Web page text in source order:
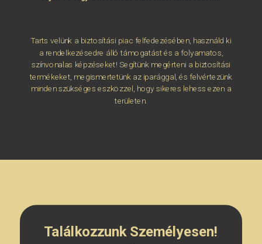
Tarts velünk a biztosítási piac felfedezésében, használd ki
a rendelkezésedre álló támogatást és a folyamatos,
színvonalas képzéseket! Segítünk megérteni a biztosítási
termékeket, megismertetünk az iparággal, és felvértezünk
minden szükséges eszközzel, hogy sikeres lehess ezen a
területen.
Találkozzunk Személyesen!